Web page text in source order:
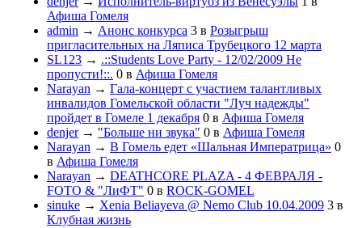
Афиша Гомеля
admin → Анонс конкурса 3 в Розыгрыш
пригласительных на Ляписа Трубецкого 12 марта
SL123 → .::Students Love Party - 12/02/2009 Не
пропусти!::. 0 в Афиша Гомеля
Narayan → Гала-концерт с участием талантливых
инвалидов Гомельской области "Луч надежды"
пройдет в Гомеле 1 декабря 0 в Афиша Гомеля
denjer→ "Больше ни звука" 0 в Афиша Гомеля
Narayan → В Гомель едет «Шальная Императрица» 0
в Афиша Гомеля
Narayan → DEATHCORE PLAZA - 4 ФЕВРАЛЯ -
FOTO & "ЛиФТ" 0 в ROCK-GOMEL
sinuke → Xenia Beliayeva @ Nemo Club 10.04.2009 3 в
Клубная жизнь